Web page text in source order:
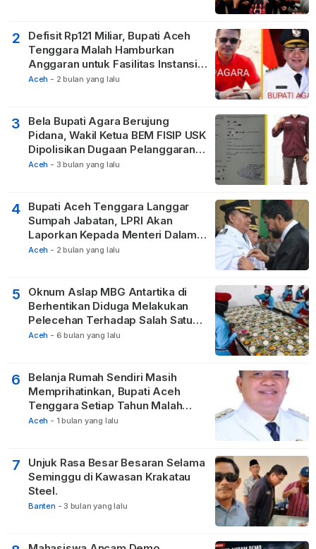
2
Defisit Rp121 Miliar, Bupati Aceh
Tenggara Malah Hamburkan
Anggaran untuk Fasilitas Instansi
Vertikal
Aceh - 2 bulan yang lalu
3
Bela Bupati Agara Berujung
Pidana, Wakil Ketua BEM FISIP USK
Dipolisikan Dugaan Pelanggaran
Privasi dan UU ITE
Aceh - 3 bulan yang lalu
4
Bupati Aceh Tenggara Langgar
Sumpah Jabatan, LPRI Akan
Laporkan Kepada Menteri Dalam
Negeri
Aceh - 2 bulan yang lalu
5
Oknum Aslap MBG Antartika di
Berhentikan Diduga Melakukan
Pelecehan Terhadap Salah Satu
Relawan
Aceh - 6 bulan yang lalu
6
Belanja Rumah Sendiri Masih
Memprihatinkan, Bupati Aceh
Tenggara Setiap Tahun Malah
Membangun Pasilitas Rumah
Aceh - 1 bulan yang lalu
7
Unjuk Rasa Besar Besaran Selama
Seminggu di Kawasan Krakatau
Steel.
Banten - 3 bulan yang lalu